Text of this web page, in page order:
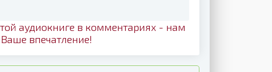
аудиокниге в комментариях - нам
впечатление!